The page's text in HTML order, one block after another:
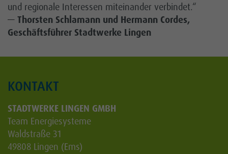
und regionale Interessen miteinander verbindet.“
— Thorsten Schlamann und Hermann Cordes,
Geschäftsführer Stadtwerke Lingen
KONTAKT
STADTWERKE LINGEN GMBH
Team Energiesysteme
Waldstraße 31
49808 Lingen (Ems)